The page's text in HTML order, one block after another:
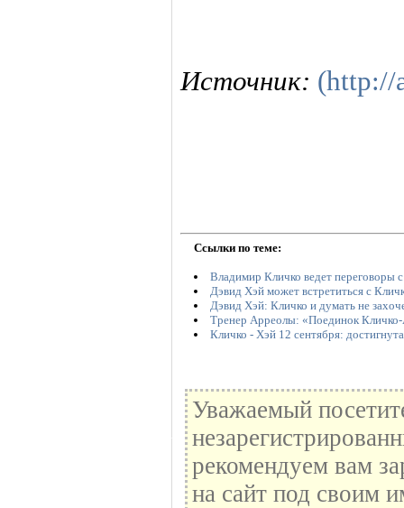
Источник: (http://
Ссылки по теме:
Владимир Кличко ведет переговоры
Дэвид Хэй может встретиться с
Дэвид Хэй: Кличко и думать не
Тренер Арреолы: «Поединок Кличко-
Кличко - Хэй 12 сентября:
Уважаемый
рекомендуем вам
на сайт под своим